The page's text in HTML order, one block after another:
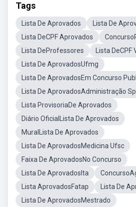
Tags
Lista De Aprovados
Lista De
Lista DeCPF Aprovados
Lista DeProfessores
Lista
Lista De AprovadosUfmg
Lista De AprovadosEm Concurso
Lista De AprovadosAdministração Sp
Lista ProvisoriaDe Aprovados
Diário OficialLista De Aprovados
MuralLista De Aprovados
Lista De AprovadosMedicina Ufsc
Faixa De AprovadosNo Concurso
Lista De AprovadosIta
Lista AprovadosFatap
Lista De
Lista De AprovadosMestrado